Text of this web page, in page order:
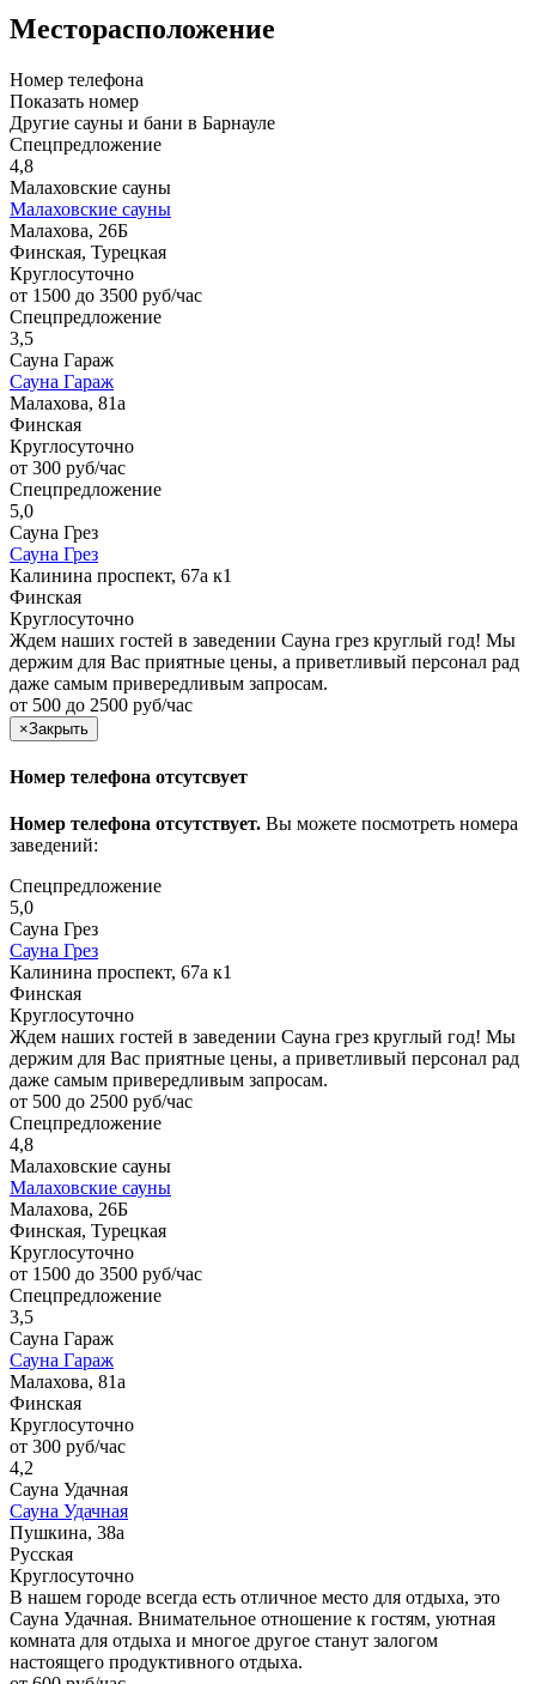
Месторасположение
Номер телефона
Показать номер
Другие сауны и бани в Барнауле
Спецпредложение
4,8
Малаховские сауны
Малаховские сауны
Малахова, 26Б
Финская, Турецкая
Круглосуточно
от 1500 до 3500 руб/час
Спецпредложение
3,5
Сауна Гараж
Сауна Гараж
Малахова, 81а
Финская
Круглосуточно
от 300 руб/час
Спецпредложение
5,0
Сауна Грез
Сауна Грез
Калинина проспект, 67а к1
Финская
Круглосуточно
Ждем наших гостей в заведении Сауна грез круглый год! Мы
держим для Вас приятные цены, а приветливый персонал рад
даже самым привередливым запросам.
от 500 до 2500 руб/час
×Закрыть
Номер телефона отсутсвует
Номер телефона отсутствует. Вы можете посмотреть номера
заведений:
Спецпредложение
5,0
Сауна Грез
Сауна Грез
Калинина проспект, 67а к1
Финская
Круглосуточно
Ждем наших гостей в заведении Сауна грез круглый год! Мы
держим для Вас приятные цены, а приветливый персонал рад
даже самым привередливым запросам.
от 500 до 2500 руб/час
Спецпредложение
4,8
Малаховские сауны
Малаховские сауны
Малахова, 26Б
Финская, Турецкая
Круглосуточно
от 1500 до 3500 руб/час
Спецпредложение
3,5
Сауна Гараж
Сауна Гараж
Малахова, 81а
Финская
Круглосуточно
от 300 руб/час
4,2
Сауна Удачная
Сауна Удачная
Пушкина, 38а
Русская
Круглосуточно
В нашем городе всегда есть отличное место для отдыха, это
Сауна Удачная. Внимательное отношение к гостям, уютная
комната для отдыха и многое другое станут залогом
настоящего продуктивного отдыха.